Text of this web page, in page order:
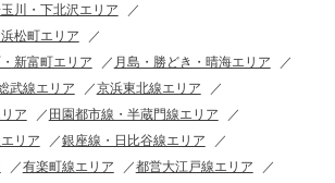
川・下北沢エリア
松町エリア
新富町エリア
月島・勝どき・晴海エリア
武線エリア
京浜東北線エリア
ア
田園都市線・半蔵門線エリア
リア
銀座線・日比谷線エリア
有楽町線エリア
都営大江戸線エリア